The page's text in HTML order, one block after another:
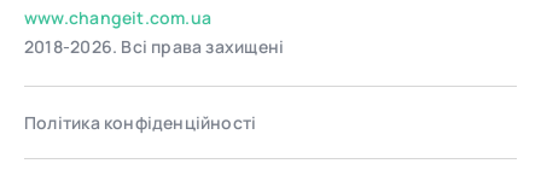
www.changeit.com.ua
2018-2026. Всі права захищені
Політика конфіденційності